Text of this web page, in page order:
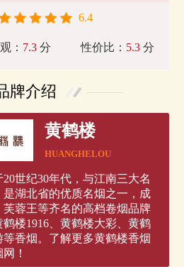
6.4
： 7.3 分 性价比： 5.3 分
牌介绍
黄鹤楼
HUANGHELOU
世纪30年代，与江南三大名
湖北省的优质名烟之一，成
蓉王等齐名的高档卷烟品牌
楼1916、黄鹤楼大彩、黄鹤
香烟。了解更多黄鹤楼香烟
！